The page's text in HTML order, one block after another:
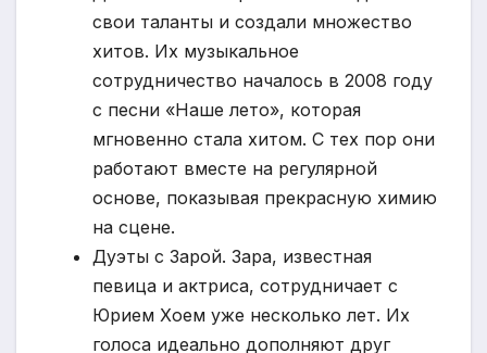
свои таланты и создали множество
хитов. Их музыкальное
сотрудничество началось в 2008 году
с песни «Наше лето», которая
мгновенно стала хитом. С тех пор они
работают вместе на регулярной
основе, показывая прекрасную химию
на сцене.
Дуэты с Зарой. Зара, известная
певица и актриса, сотрудничает с
Юрием Хоем уже несколько лет. Их
голоса идеально дополняют друг